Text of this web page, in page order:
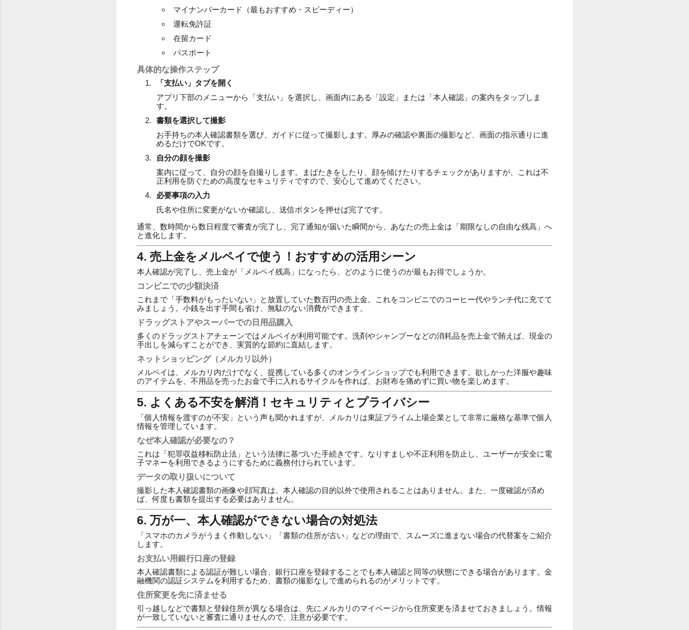
マイナンバーカード（最もおすすめ・スピーディー）
運転免許証
在留カード
パスポート
具体的な操作ステップ
「支払い」タブを開く
アプリ下部のメニューから「支払い」を選択し、画面内にある「設定」または「本人確認」の案内をタップしま
す。
書類を選択して撮影
お手持ちの本人確認書類を選び、ガイドに従って撮影します。厚みの確認や裏面の撮影など、画面の指示通りに進
めるだけでOKです。
自分の顔を撮影
案内に従って、自分の顔を自撮りします。まばたきをしたり、顔を傾けたりするチェックがありますが、これは不
正利用を防ぐための高度なセキュリティですので、安心して進めてください。
必要事項の入力
氏名や住所に変更がないか確認し、送信ボタンを押せば完了です。
通常、数時間から数日程度で審査が完了し、完了通知が届いた瞬間から、あなたの売上金は「期限なしの自由な残高」へ
と進化します。
4. 売上金をメルペイで使う！おすすめの活用シーン
本人確認が完了し、売上金が「メルペイ残高」になったら、どのように使うのが最もお得でしょうか。
コンビニでの少額決済
これまで「手数料がもったいない」と放置していた数百円の売上金。これをコンビニでのコーヒー代やランチ代に充てて
みましょう。小銭を出す手間も省け、無駄のない消費ができます。
ドラッグストアやスーパーでの日用品購入
多くのドラッグストアチェーンではメルペイが利用可能です。洗剤やシャンプーなどの消耗品を売上金で賄えば、現金の
手出しを減らすことができ、実質的な節約に直結します。
ネットショッピング（メルカリ以外）
メルペイは、メルカリ内だけでなく、提携している多くのオンラインショップでも利用できます。欲しかった洋服や趣味
のアイテムを、不用品を売ったお金で手に入れるサイクルを作れば、お財布を痛めずに買い物を楽しめます。
5. よくある不安を解消！セキュリティとプライバシー
「個人情報を渡すのが不安」という声も聞かれますが、メルカリは東証プライム上場企業として非常に厳格な基準で個人
情報を管理しています。
なぜ本人確認が必要なの？
これは「犯罪収益移転防止法」という法律に基づいた手続きです。なりすましや不正利用を防止し、ユーザーが安全に電
子マネーを利用できるようにするために義務付けられています。
データの取り扱いについて
撮影した本人確認書類の画像や顔写真は、本人確認の目的以外で使用されることはありません。また、一度確認が済め
ば、何度も書類を提出する必要はありません。
6. 万が一、本人確認ができない場合の対処法
「スマホのカメラがうまく作動しない」「書類の住所が古い」などの理由で、スムーズに進まない場合の代替案をご紹介
します。
お支払い用銀行口座の登録
本人確認書類による認証が難しい場合、銀行口座を登録することでも本人確認と同等の状態にできる場合があります。金
融機関の認証システムを利用するため、書類の撮影なしで進められるのがメリットです。
住所変更を先に済ませる
引っ越しなどで書類と登録住所が異なる場合は、先にメルカリのマイページから住所変更を済ませておきましょう。情報
が一致していないと審査に通りませんので、注意が必要です。